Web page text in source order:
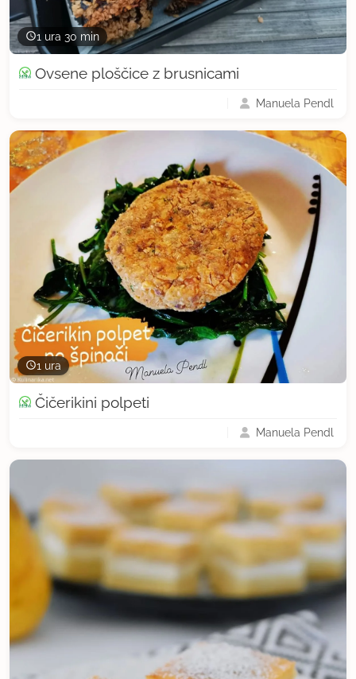
1 ura 30 min
Ovsene ploščice z brusnicami
Manuela Pendl
1 ura
Čičerikini polpeti
Manuela Pendl